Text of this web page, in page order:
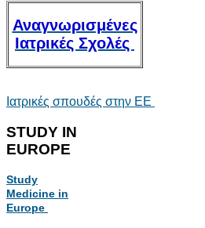
Αναγνωρισμένες
Ιατρικές Σχολές
Ιατρικές σπουδές στην ΕΕ
STUDY IN
EUROPE
Study
Medicine in
Europe